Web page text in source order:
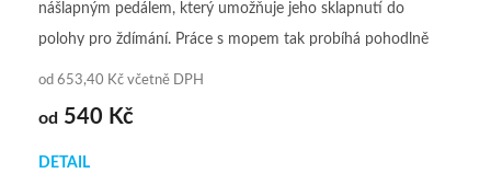
od 653,40 Kč včetně DPH
od 540 Kč
DETAIL
nášlapným pedálem, který umožňuje jeho sklapnutí do
polohy pro ždímání. Práce s mopem tak probíhá pohodlně
bez dotyku rukou. K...